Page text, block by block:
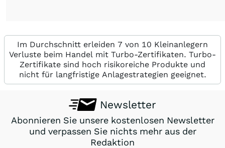
Im Durchschnitt erleiden 7 von 10 Kleinanlegern
Verluste beim Handel mit Turbo-Zertifikaten. Turbo-
Zertifikate sind hoch risikoreiche Produkte und
nicht für langfristige Anlagestrategien geeignet.
Newsletter
Abonnieren Sie unsere kostenlosen Newsletter
und verpassen Sie nichts mehr aus der
Redaktion